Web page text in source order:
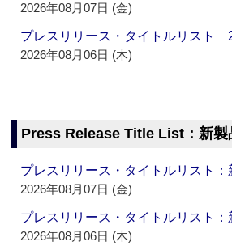
2026年08月07日 (金)
プレスリリース・タイトルリスト
2026年08月06日 (木)
Press Release Title List：新製
プレスリリース・タイトルリスト
2026年08月07日 (金)
プレスリリース・タイトルリスト
2026年08月06日 (木)